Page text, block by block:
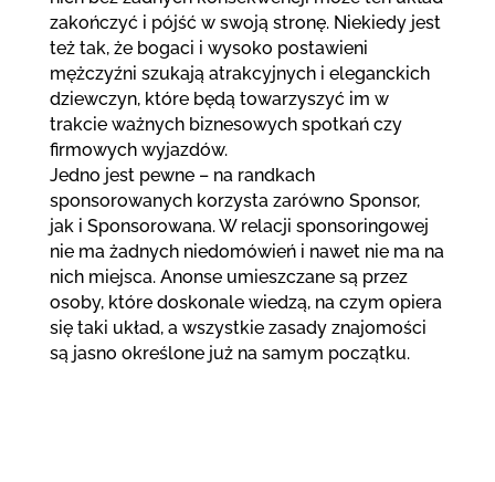
zakończyć i pójść w swoją stronę. Niekiedy jest
też tak, że bogaci i wysoko postawieni
mężczyźni szukają atrakcyjnych i eleganckich
dziewczyn, które będą towarzyszyć im w
trakcie ważnych biznesowych spotkań czy
firmowych wyjazdów.
Jedno jest pewne – na randkach
sponsorowanych korzysta zarówno Sponsor,
jak i Sponsorowana. W relacji sponsoringowej
nie ma żadnych niedomówień i nawet nie ma na
nich miejsca. Anonse umieszczane są przez
osoby, które doskonale wiedzą, na czym opiera
się taki układ, a wszystkie zasady znajomości
są jasno określone już na samym początku.